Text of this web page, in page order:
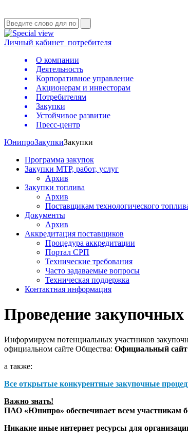
Личный кабинет потребителя
О компании
Деятельность
Корпоративное управление
Акционерам и инвесторам
Потребителям
Закупки
Устойчивое развитие
Пресс-центр
ЮнипроЗакупкиЗакупки
Программа закупок
Закупки МТР, работ, услуг
Архив
Закупки топлива
Архив
Поставщикам технологического
Документы
Архив
Аккредитация поставщиков
Процедура аккредитации
Портал СРП
Технические требования
Часто задаваемые вопросы
Техническая поддержка
Контактная информация
Проведение закупочных
Информируем потенциальных участников
официальном сайте Общества: Официальный
а также:
Все открытые конкурентные закупочные
Важно знать!
ПАО «Юнипро» обеспечивает всем участникам
Никакие иные интернет ресурсы для